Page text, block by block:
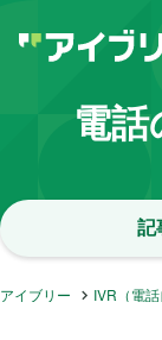
電
記
アイブリー IVR（電話